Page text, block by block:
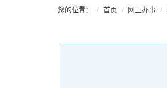
您的位置： 首页 网上办事